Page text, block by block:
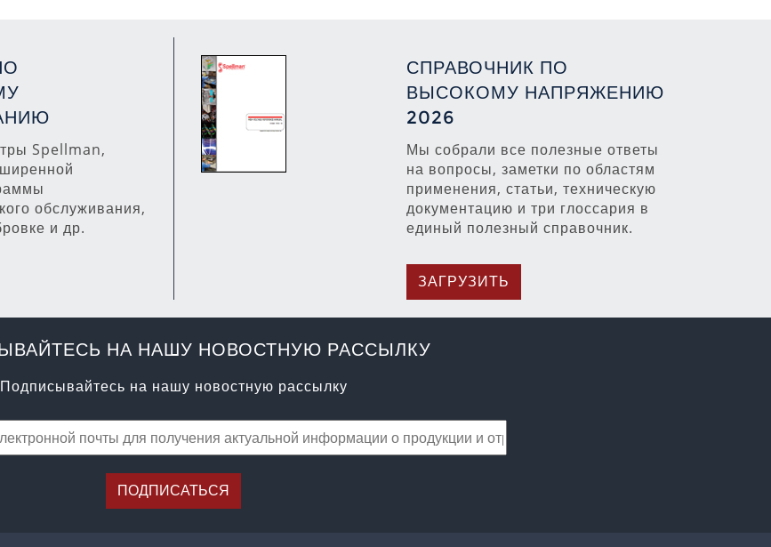
Spellman,
обслуживания,
и др.
СПРАВОЧНИК ПО
ВЫСОКОМУ НАПРЯЖЕНИЮ
2026
Мы собрали все полезные ответы
на вопросы, заметки по областям
применения, статьи, техническую
документацию и три глоссария в
единый полезный справочник.
ЗАГРУЗИТЬ
НА НАШУ НОВОСТНУЮ РАССЫЛКУ
Подписывайтесь на нашу новостную рассылку
ПОДПИСАТЬСЯ